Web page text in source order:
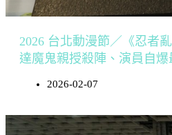
2026 台北動漫節／《忍者
達魔鬼親授殺陣、演員自
2026-02-07